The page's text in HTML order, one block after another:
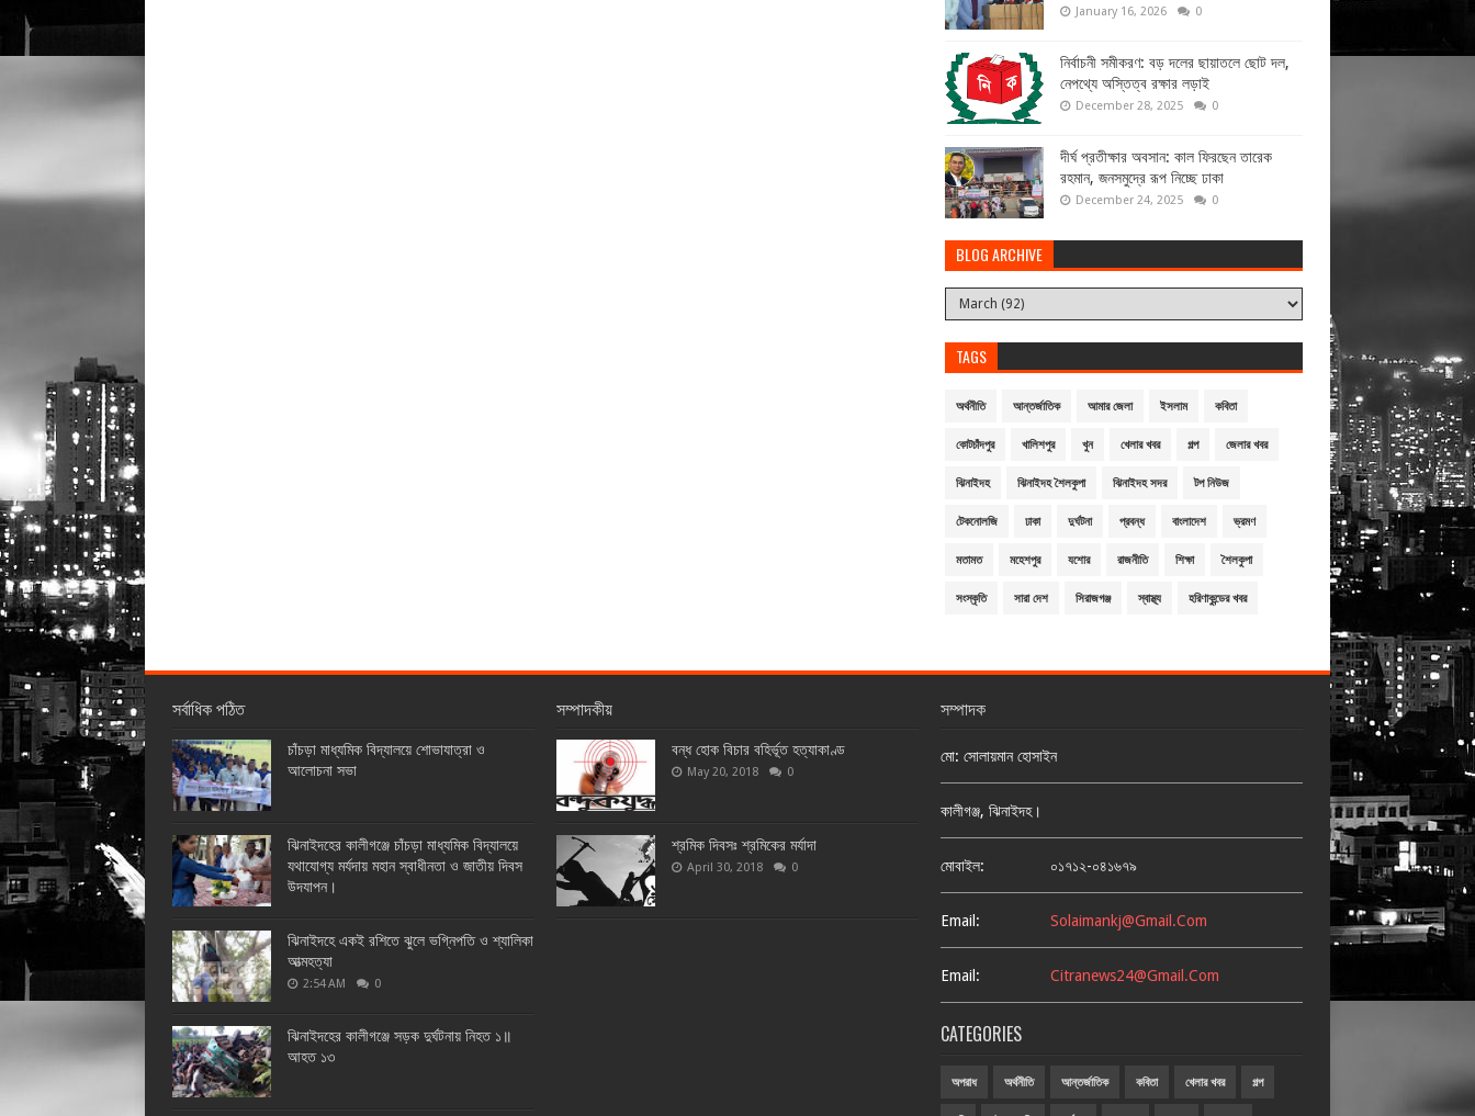
January 16, 2026 0
নির্বাচনী সমীকরণ: বড় দলের ছায়াতলে ছোট দল,
নেপথ্যে অস্তিত্ব রক্ষার লড়াই
December 28, 2025 0
দীর্ঘ প্রতীক্ষার অবসান: কাল ফিরছেন তারেক
রহমান, জনসমুদ্রে রূপ নিচ্ছে ঢাকা
December 24, 2025 0
BLOG ARCHIVE
TAGS
অর্থনীতি আন্তর্জাতিক আমার জেলা ইসলাম কবিতা
কোটচাঁদপুর খালিশপুর খুন খেলার খবর গল্প জেলার খবর
ঝিনাইদহ ঝিনাইদহ শৈলকুপা ঝিনাইদহ সদর টপ নিউজ
টেকনোলজি ঢাকা দুর্ঘটনা প্রবন্ধ বাংলাদেশ ভ্রমণ
মতামত মহেশপুর যশোর রাজনীতি শিক্ষা শৈলকুপা
সংস্কৃতি সারা দেশ সিরাজগঞ্জ স্বাস্থ্য হরিণাকুন্ডের খবর
সর্বাধিক পঠিত
চাঁচড়া মাধ্যমিক বিদ্যালয়ে শোভাযাত্রা ও
আলোচনা সভা
ঝিনাইদহের কালীগঞ্জে চাঁচড়া মাধ্যমিক বিদ্যালয়ে
যথাযোগ্য মর্যদায় মহান স্বাধীনতা ও জাতীয় দিবস
উদযাপন।
ঝিনাইদহে একই রশিতে ঝুলে ভগ্নিপতি ও শ্যালিকা
আত্মহত্যা
2:54 AM 0
ঝিনাইদহের কালীগঞ্জে সড়ক দুর্ঘটনায় নিহত ১॥
আহত ১৩
সম্পাদকীয়
বন্ধ হোক বিচার বহির্ভূত হত্যাকাণ্ড
May 20, 2018 0
শ্রমিক দিবসঃ শ্রমিকের মর্যাদা
April 30, 2018 0
সম্পাদক
মো: সোলায়মান হোসাইন
কালীগঞ্জ, ঝিনাইদহ।
মোবাইল: ০১৭১২-০৪১৬৭৯
Email: Solaimankj@gmail.com
Email: Citranews24@gmail.com
CATEGORIES
অপরাধ অর্থনীতি আন্তর্জাতিক কবিতা খেলার খবর গল্প